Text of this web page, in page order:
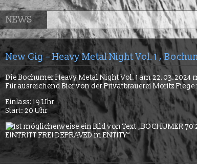
NEWS
New Gig – Heavy Metal Night Vol. 1 ,
Die Bochumer Heavy Metal Night Vol. 1 am 22.03.2024
Für ausreichend Bier von der Privatbrauerei Moritz
Einlass: 19 Uhr
Start: 20 Uhr